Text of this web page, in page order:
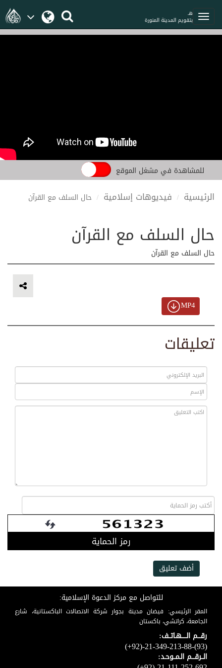
هـ
بتقويم المدينة المنورة
للمشاهدة في مشغل الموقع
الرئيسية فيديوهات إسلامية حال السلف مع القرآن
حال السلف مع القرآن
حال السلف مع القرآن
MP4
تعليقات
رمز الحماية
أضف تعليق
للتواصل مع مركز الدعوة الإسلامية:
المقر الرئيسي: فيضان مدينة بجوار شركة الاتصالات الباكستانية، شارع
الجامعة، كراتشي، باكستان
رقـــم الـــــهـاتــف:
(+92)-21-349-213-88-(93)
الــرقـــم الـمــوحـد: